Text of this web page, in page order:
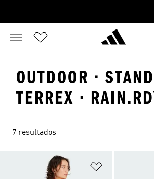
OUTDOOR ·
TERREX ·
7 resultados
Añadir a la